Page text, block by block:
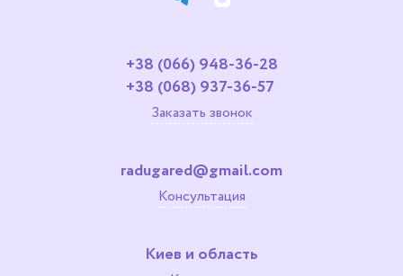
+38 (066) 948-36-28
+38 (068) 937-36-57
Заказать звонок
radugared@gmail.com
Консультация
Киев и область